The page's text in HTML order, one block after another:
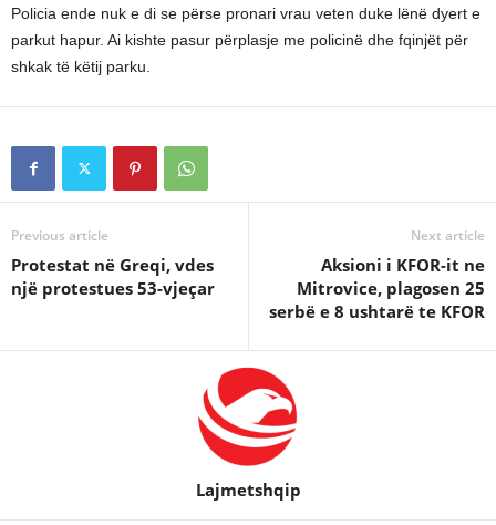
Policia ende nuk e di se përse pronari vrau veten duke lënë dyert e
parkut hapur. Ai kishte pasur përplasje me policinë dhe fqinjët për
shkak të këtij parku.
Previous article
Protestat në Greqi, vdes
një protestues 53-vjeçar
Next article
Aksioni i KFOR-it ne
Mitrovice, plagosen 25
serbë e 8 ushtarë te KFOR
Lajmetshqip